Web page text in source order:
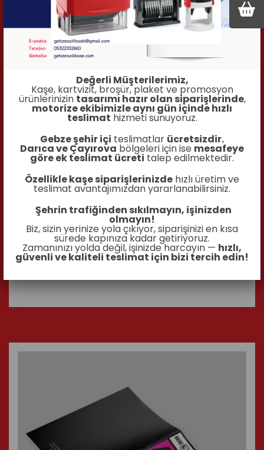
Değerli Müşterilerimiz,
Kaşe, kartvizit, broşür, plaket ve promosyon
ürünlerinizin tasarımı hazır olan siparişlerinde,
motorize ekibimizle aynı gün içinde hızlı
teslimat hizmeti sunuyoruz.
Gebze şehir içi teslimatlar ücretsizdir.
Darıca ve Çayırova bölgeleri için ise mesafeye
göre ek teslimat ücreti talep edilmektedir.
Özellikle kaşe siparişlerinizde hızlı üretim ve
teslimat avantajımızdan yararlanabilirsiniz.
Şehrin trafiğinden sıkılmayın, işinizden
olmayın!
Biz, sizin yerinize yola çıkıyor, siparişinizi en kısa
sürede kapınıza kadar getiriyoruz.
Zamanınızı yolda değil, işinizde harcayın — hızlı,
güvenli ve kaliteli teslimat için bizi tercih edin!
İncele